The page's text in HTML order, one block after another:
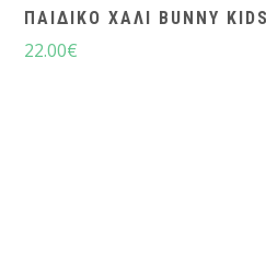
ΠΑΙΔΙΚΌ ΧΑΛΊ BUNNY
22.00€